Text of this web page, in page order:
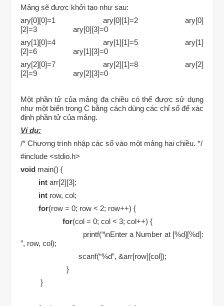
Mảng sẽ được khởi tạo như sau:
ary[0][0]=1
ary[0][1]=2
ary[0]
[2]=3
ary[0][3]=0
ary[1][0]=4
ary[1][1]=5
ary[1]
[2]=6
ary[1][3]=0
ary[2][0]=7
ary[2][1]=8
ary[2]
[2]=9
ary[2][3]=0
Một phần tử của mảng đa chiều có thể được sử dụng
như một biến trong C bằng cách dùng các chỉ số để xác
định phần tử của mảng.
Ví dụ:
/* Chương trình nhập các số vào một mảng hai chiều. */
#include <stdio.h>
void main() {
int arr[2][3];
int row, col;
for(row = 0; row < 2; row++) {
for(col = 0; col < 3; col++) {
printf(“\nEnter a Number at [%d][%d]:
”, row, col);
scanf(“%d”, &arr[row][col]);
}
}